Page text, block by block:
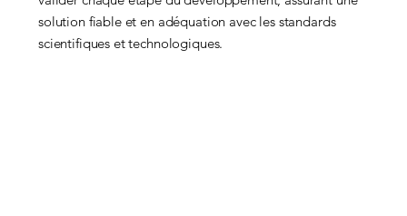
solution fiable et en adéquation avec les standards
scientifiques et technologiques.